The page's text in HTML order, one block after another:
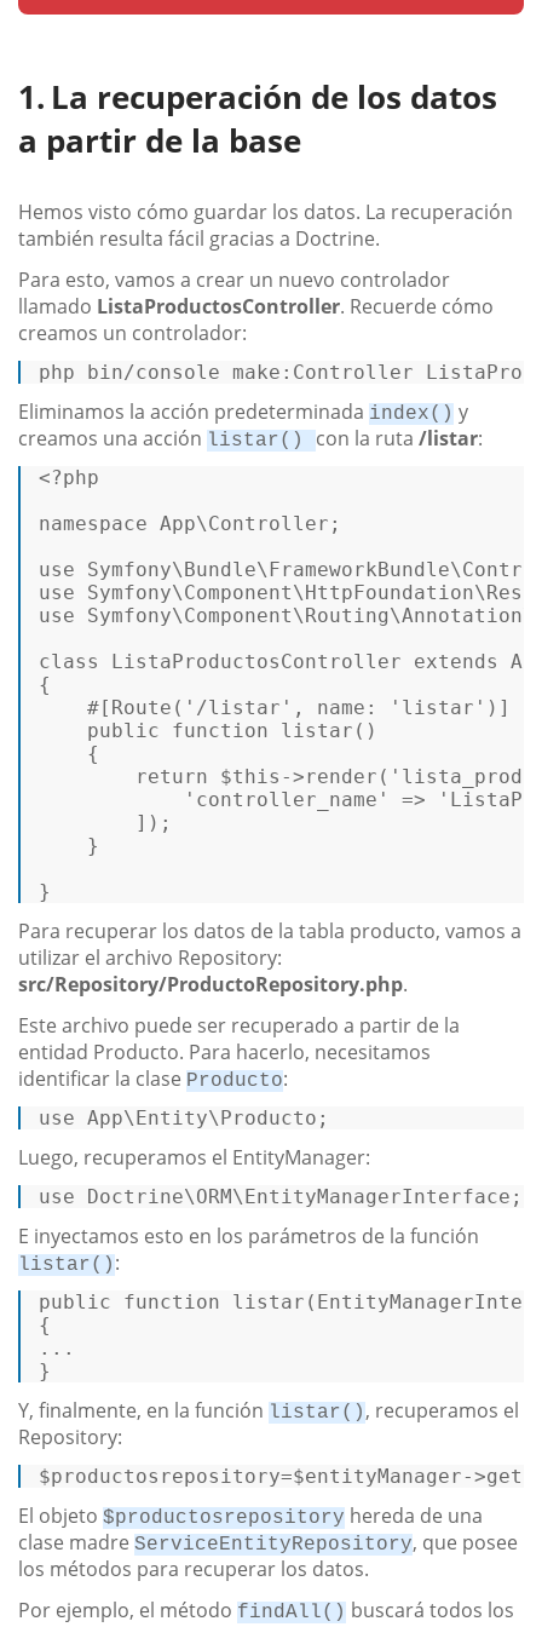
La recuperación de los datos
a partir de la base
Hemos visto cómo guardar los datos. La recuperación
también resulta fácil gracias a Doctrine.
Para esto, vamos a crear un nuevo controlador
llamado ListaProductosController. Recuerde cómo
creamos un controlador:
php bin/console make:Controller
Eliminamos la acción predeterminada index() y
creamos una acción listar() con la ruta /listar:
<?php
namespace App\Controller ;
use
Symfony\Bundle\FrameworkBundle\
use
Symfony\Component\HttpFoundation\
use
Symfony\Component\Routing\Annotation
class
ListaProductosController extends
{
#[Route ( '/listar' , name : 'listar' ) ]
public
function listar ( )
{
return
$this ->render (
'controller_name'
=>
]);
}
}
Para recuperar los datos de la tabla producto, vamos a
utilizar el archivo Repository:
src/Repository/ProductoRepository.php.
Este archivo puede ser recuperado a partir de la
entidad Producto. Para hacerlo, necesitamos
identificar la clase Producto:
use App\Entity\Producto;
Luego, recuperamos el EntityManager:
use Doctrine\ORM\EntityManagerInterface;
E inyectamos esto en los parámetros de la función
listar() :
public function listar (
{
...
}
Y, finalmente, en la función listar() , recuperamos el
Repository:
$productosrepository=$entityManager->
El objeto $productosrepository hereda de una
clase madre ServiceEntityRepository, que posee
los métodos para recuperar los datos.
Por ejemplo, el método findAll() buscará todos los